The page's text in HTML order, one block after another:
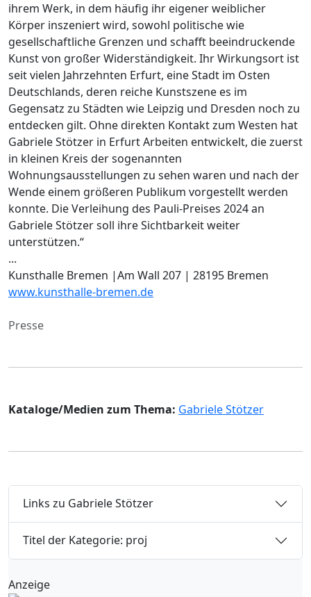
ihrem Werk, in dem häufig ihr eigener weiblicher
Körper inszeniert wird, sowohl politische wie
gesellschaftliche Grenzen und schafft beeindruckende
Kunst von großer Widerständigkeit. Ihr Wirkungsort ist
seit vielen Jahrzehnten Erfurt, eine Stadt im Osten
Deutschlands, deren reiche Kunstszene es im
Gegensatz zu Städten wie Leipzig und Dresden noch zu
entdecken gilt. Ohne direkten Kontakt zum Westen hat
Gabriele Stötzer in Erfurt Arbeiten entwickelt, die zuerst
in kleinen Kreis der sogenannten
Wohnungsausstellungen zu sehen waren und nach der
Wende einem größeren Publikum vorgestellt werden
konnte. Die Verleihung des Pauli-Preises 2024 an
Gabriele Stötzer soll ihre Sichtbarkeit weiter
unterstützen.“
...
Kunsthalle Bremen |Am Wall 207 | 28195 Bremen
www.kunsthalle-bremen.de
Presse
Kataloge/Medien zum Thema: Gabriele Stötzer
Links zu Gabriele Stötzer
Titel der Kategorie: proj
Anzeige